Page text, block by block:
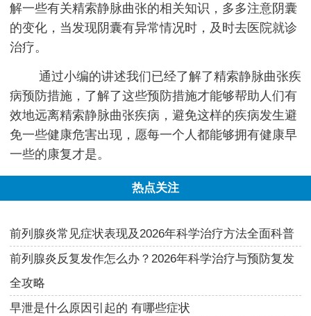
解一些有关精索静脉曲张的相关知识，多多注意阴囊
的变化，当发现阴囊有异常情况时，及时去医院就诊
治疗。
通过小编的讲述我们已经了解了精索静脉曲张疾
病预防措施，了解了这些预防措施才能够帮助人们有
效地远离精索静脉曲张疾病，避免这样的疾病发生避
免一些健康危害出现，愿每一个人都能够拥有健康早
一些的康复才是。
热点关注
前列腺炎常见症状表现及2026年科学治疗方法全面科普
前列腺炎反复发作怎么办？2026年科学治疗与预防复发
全攻略
早泄是什么原因引起的 有哪些症状